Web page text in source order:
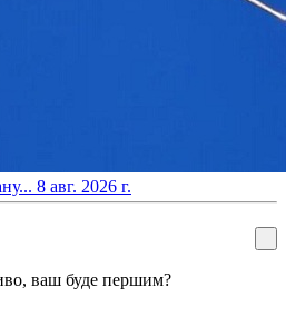
8 авг. 2026 г.
ваш буде першим?